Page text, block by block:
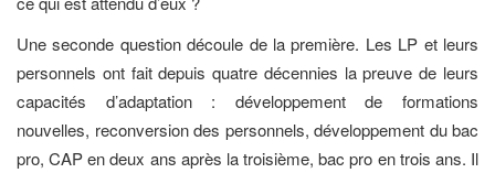
Une seconde question découle de la première. Les LP et leurs
personnels ont fait depuis quatre décennies la preuve de leurs
capacités d’adaptation : développement de formations
nouvelles, reconversion des personnels, développement du bac
pro, CAP en deux ans après la troisième, bac pro en trois ans. Il